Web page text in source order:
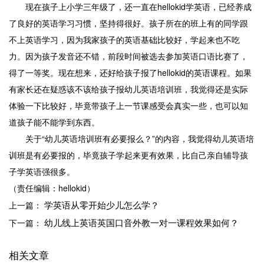
现在孩子上小学三年级了，还一直在hellokid学英语，已经养成
了良好的英语学习习惯，坚持得很好。孩子所在的班上有的同学跟
不上英语学习，因为我家孩子的英语基础比较好，学起来也不吃
力。因为孩子发音还不错，前段时间被选去参加英语口语比赛了，
得了一等奖。现在想来，还好给孩子报了hellokid的英语课程。如果
有家长还在疑惑该不该给孩子报幼儿英语培训班，我觉得还是实际
体验一下比较好，毕竟带孩子上一节课感受会真实一些，也可以知
道孩子能不能学到东西。
关于“幼儿英语培训班有必要报么？”的内容，我觉得幼儿英语培
训班是有必要报的，毕竟孩子学起来更有效果，比自己亲自辅导孩
子学英语强很多。
（责任编辑：hellokid）
上一篇： 学英语从零开始少儿怎么学？
下一篇： 幼儿线上英语英国口音外教一对一课程效果如何？
相关文章